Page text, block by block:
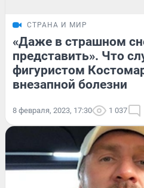
СТРАНА И МИР
«Даже в страшном
представить». Что
фигуристом
внезапной болезни
8 февраля, 2023, 17:30 1 037